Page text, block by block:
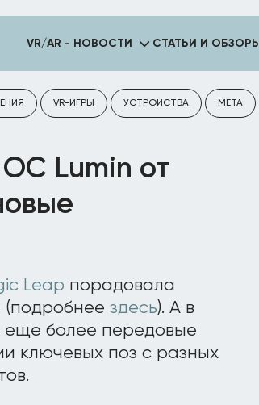
VR/AR - НОВОСТИ СТАТЬИ И ОБЗОРЫ
VR-ИГРЫ УСТРОЙСТВА META
Lumin от
Leap порадовала
здесь). А в
еще более передовые
ключевых поз с разных